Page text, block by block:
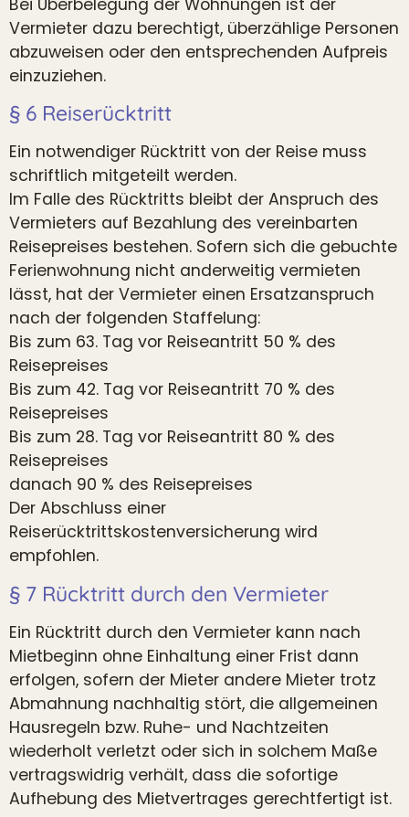
Bei Überbelegung der Wohnungen ist der
Vermieter dazu berechtigt, überzählige Personen
abzuweisen oder den entsprechenden Aufpreis
einzuziehen.
§ 6 Reiserücktritt
Ein notwendiger Rücktritt von der Reise muss
schriftlich mitgeteilt werden.
Im Falle des Rücktritts bleibt der Anspruch des
Vermieters auf Bezahlung des vereinbarten
Reisepreises bestehen. Sofern sich die gebuchte
Ferienwohnung nicht anderweitig vermieten
lässt, hat der Vermieter einen Ersatzanspruch
nach der folgenden Staffelung:
Bis zum 63. Tag vor Reiseantritt 50 % des
Reisepreises
Bis zum 42. Tag vor Reiseantritt 70 % des
Reisepreises
Bis zum 28. Tag vor Reiseantritt 80 % des
Reisepreises
danach 90 % des Reisepreises
Der Abschluss einer
Reiserücktrittskostenversicherung wird
empfohlen.
§ 7 Rücktritt durch den Vermieter
Ein Rücktritt durch den Vermieter kann nach
Mietbeginn ohne Einhaltung einer Frist dann
erfolgen, sofern der Mieter andere Mieter trotz
Abmahnung nachhaltig stört, die allgemeinen
Hausregeln bzw. Ruhe- und Nachtzeiten
wiederholt verletzt oder sich in solchem Maße
vertragswidrig verhält, dass die sofortige
Aufhebung des Mietvertrages gerechtfertigt ist.